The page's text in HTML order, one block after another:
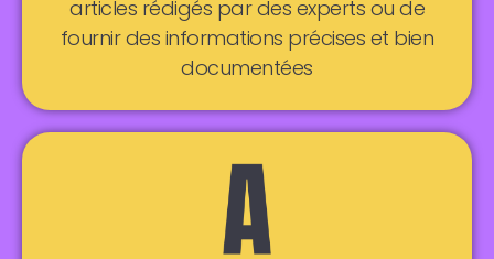
articles rédigés par des experts ou de
fournir des informations précises et bien
documentées